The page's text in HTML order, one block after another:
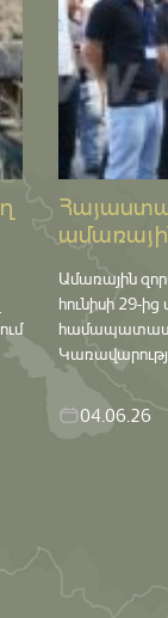
Ամառային
հունիսի 29-ից
04.06.26